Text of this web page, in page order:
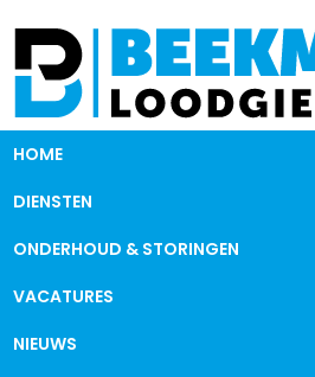
HOME
DIENSTEN
ONDERHOUD & STORINGEN
VACATURES
NIEUWS